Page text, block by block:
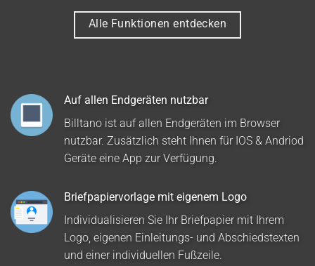
Alle Funktionen entdecken
Auf allen Endgeräten nutzbar
Billtano ist auf allen Endgeräten im Browser
nutzbar. Zusätzlich steht Ihnen für IOS & Andriod
Geräte eine App zur Verfügung.
Briefpapiervorlage mit eigenem Logo
Individualisieren Sie Ihr Briefpapier mit Ihrem
Logo, eigenen Einleitungs- und Abschiedstexten
und einer individuellen Fußzeile.